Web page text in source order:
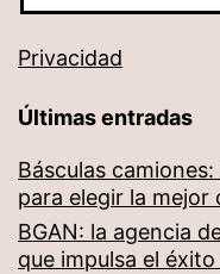
Privacidad
Últimas entradas
Básculas
para elegir la mejor
BGAN: la agencia
que impulsa el